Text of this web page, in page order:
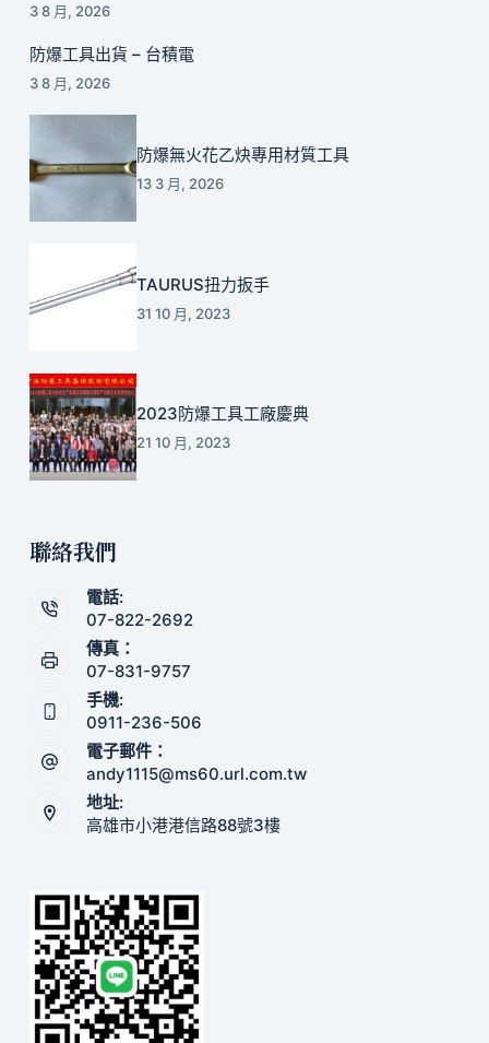
3 8 月, 2026
防爆工具出貨 – 台積電
3 8 月, 2026
防爆無火花乙炔專用材質工具
13 3 月, 2026
TAURUS扭力扳手
31 10 月, 2023
2023防爆工具工廠慶典
21 10 月, 2023
聯絡我們
電話:
07-822-2692
傳真：
07-831-9757
手機:
0911-236-506
電子郵件：
andy1115@ms60.url.com.tw
地址:
高雄市小港港信路88號3樓